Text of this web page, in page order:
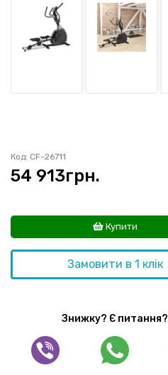
(093) 170-98-23
Код: CF-26711
54 913грн.
Купити
Замовити в 1 клік
Знижку? Є питання?